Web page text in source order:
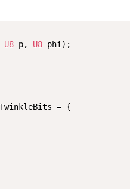
U8 p, U8 phi);